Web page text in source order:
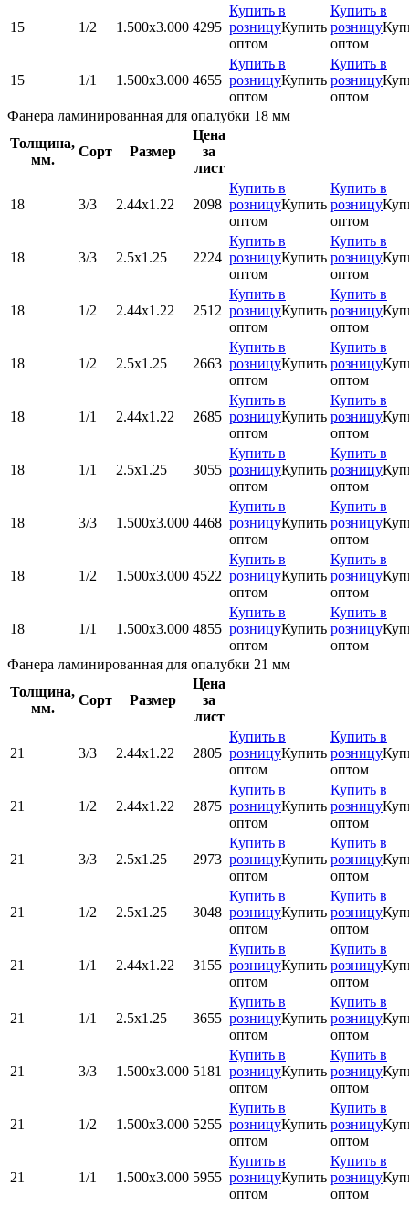
15 1/2 1.500x3.000 4295
Купить в
розницуКупить
оптом
Купить в
розницу
оптом
15 1/1 1.500x3.000 4655
Купить в
розницуКупить
оптом
Купить в
розницу
оптом
Фанера ламинированная для опалубки 18 мм
Толщина,
мм.
Сорт Размер
Цена
за
лист
18 3/3 2.44х1.22 2098
Купить в
розницуКупить
оптом
Купить в
розницу
оптом
18 3/3 2.5х1.25 2224
Купить в
розницуКупить
оптом
Купить в
розницу
оптом
18 1/2 2.44х1.22 2512
Купить в
розницуКупить
оптом
Купить в
розницу
оптом
18 1/2 2.5х1.25 2663
Купить в
розницуКупить
оптом
Купить в
розницу
оптом
18 1/1 2.44х1.22 2685
Купить в
розницуКупить
оптом
Купить в
розницу
оптом
18 1/1 2.5х1.25 3055
Купить в
розницуКупить
оптом
Купить в
розницу
оптом
18 3/3 1.500x3.000 4468
Купить в
розницуКупить
оптом
Купить в
розницу
оптом
18 1/2 1.500x3.000 4522
Купить в
розницуКупить
оптом
Купить в
розницу
оптом
18 1/1 1.500x3.000 4855
Купить в
розницуКупить
оптом
Купить в
розницу
оптом
Фанера ламинированная для опалубки 21 мм
Толщина,
мм.
Сорт Размер
Цена
за
лист
21 3/3 2.44х1.22 2805
Купить в
розницуКупить
оптом
Купить в
розницу
оптом
21 1/2 2.44х1.22 2875
Купить в
розницуКупить
оптом
Купить в
розницу
оптом
21 3/3 2.5х1.25 2973
Купить в
розницуКупить
оптом
Купить в
розницу
оптом
21 1/2 2.5х1.25 3048
Купить в
розницуКупить
оптом
Купить в
розницу
оптом
21 1/1 2.44х1.22 3155
Купить в
розницуКупить
оптом
Купить в
розницу
оптом
21 1/1 2.5х1.25 3655
Купить в
розницуКупить
оптом
Купить в
розницу
оптом
21 3/3 1.500x3.000 5181
Купить в
розницуКупить
оптом
Купить в
розницу
оптом
21 1/2 1.500x3.000 5255
Купить в
розницуКупить
оптом
Купить в
розницу
оптом
21 1/1 1.500x3.000 5955
Купить в
розницуКупить
оптом
Купить в
розницу
оптом